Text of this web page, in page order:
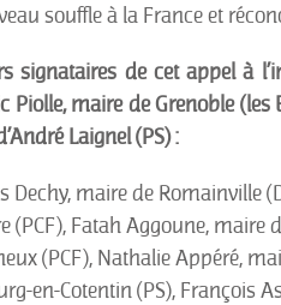
souffle à la France et
signataires de cet appel à
Piolle, maire de Grenoble
Laignel (PS) :
Dechy, maire de Romainville
(PCF), Fatah Aggoune, maire
(PCF), Nathalie Appéré,
en-Cotentin (PS), François